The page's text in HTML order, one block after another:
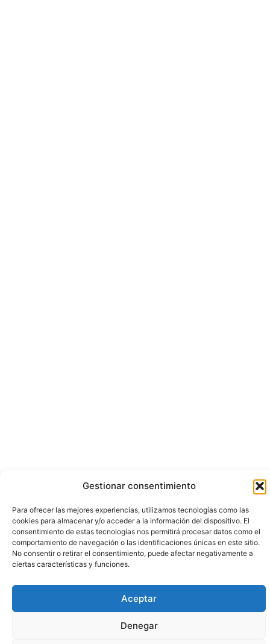
Gestionar consentimiento
Para ofrecer las mejores experiencias, utilizamos tecnologías como las
cookies para almacenar y/o acceder a la información del dispositivo. El
consentimiento de estas tecnologías nos permitirá procesar datos como el
comportamiento de navegación o las identificaciones únicas en este sitio.
No consentir o retirar el consentimiento, puede afectar negativamente a
ciertas características y funciones.
Aceptar
Denegar